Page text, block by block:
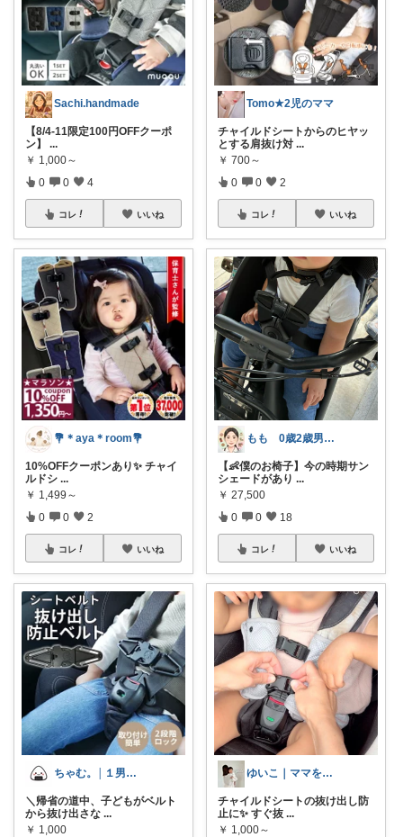
Sachi.handmade
【8/4-11限定100円OFFクーポ
ン】
...
￥ 1,000～
0 0 4
コレ いいね
💐＊aya＊room💐
10%OFFクーポンあり✨ チャイ
ルドシ ...
￥ 1,499～
0 0 2
コレ いいね
ちゃむ。│１男２女＋🐶のふっくらママ
＼帰省の道中、子どもがベルト
から抜け出さな ...
￥ 1,000
Tomo★2児のママ
チャイルドシートからのヒヤッ
とする肩抜け対 ...
￥ 700～
0 0 2
コレ いいね
もも 0歳2歳男子ママの持ち物
【👶僕のお椅子】今の時期サン
シェードがあり ...
￥ 27,500
0 0 18
コレ いいね
ゆいこ｜ママを助ける0〜1歳
チャイルドシートの抜け出し防
止に✨ すぐ抜 ...
￥ 1,000～